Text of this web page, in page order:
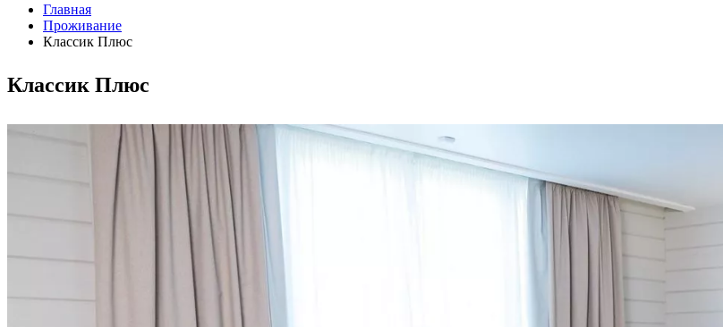
Главная
Проживание
Классик Плюс
Классик Плюс